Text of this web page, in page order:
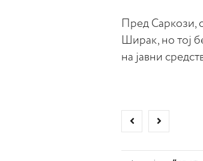
Пред Саркози,
Ширак, но тој
на јавни